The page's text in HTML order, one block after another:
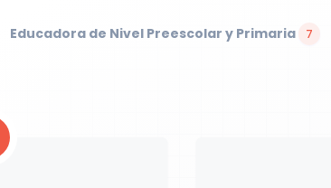
Educadora de Nivel Preescolar y Primaria 7